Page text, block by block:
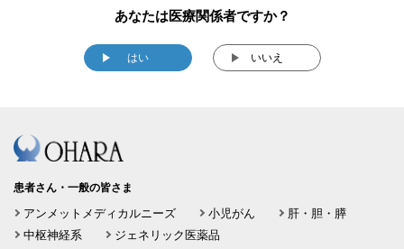
あなたは医療関係者ですか？
はい いいえ
患者さん・一般の皆さま
アンメットメディカルニーズ 小児がん
肝・胆・膵
中枢神経系
ジェネリック医薬品